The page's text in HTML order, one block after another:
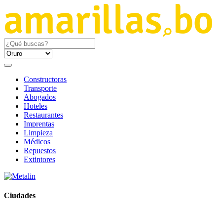
Constructoras
Transporte
Abogados
Hoteles
Restaurantes
Imprentas
Limpieza
Médicos
Repuestos
Extintores
Ciudades